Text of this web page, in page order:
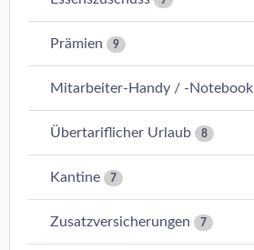
Prämien 9
Mitarbeiter-Handy / -Notebook
Übertariflicher Urlaub 8
Kantine 7
Zusatzversicherungen 7